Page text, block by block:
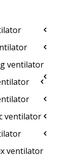
ventilator
ventilator
ventilator